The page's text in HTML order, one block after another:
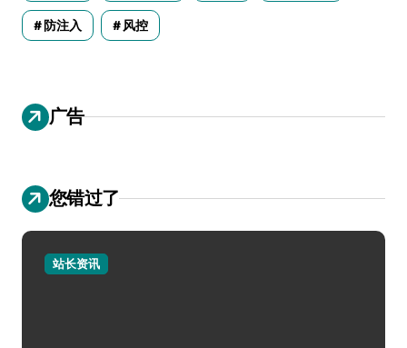
防注入 风控
广告
您错过了
站长资讯